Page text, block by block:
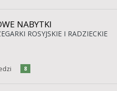
NABYTKI
ROSYJSKIE I RADZIECKIE
8